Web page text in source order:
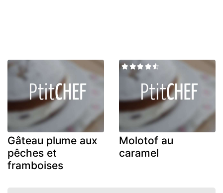
Gâteau plume aux
pêches et
framboises
Molotof au
caramel